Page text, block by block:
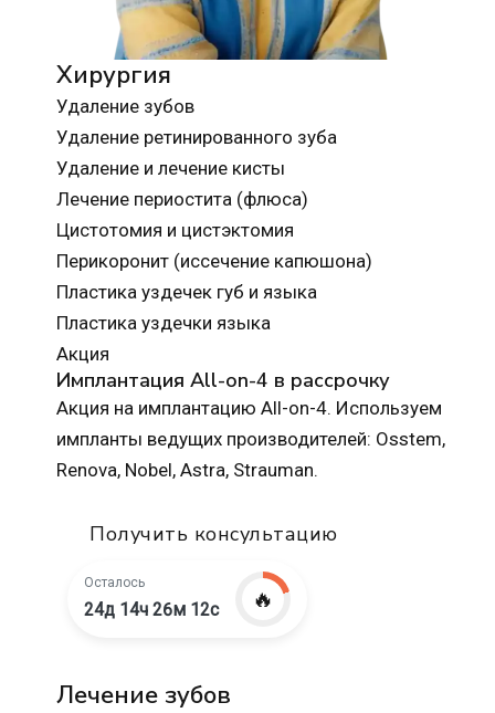
Хирургия
Удаление зубов
Удаление ретинированного зуба
Удаление и лечение кисты
Лечение периостита (флюса)
Цистотомия и цистэктомия
Перикоронит (иссечение капюшона)
Пластика уздечек губ и языка
Пластика уздечки языка
Акция
Имплантация All-on-4 в рассрочку
Акция на имплантацию All-on-4. Используем
импланты ведущих производителей: Osstem,
Renova, Nobel, Astra, Strauman.
Получить консультацию
Осталось
24д 14ч 26м 10с 🔥
Лечение зубов